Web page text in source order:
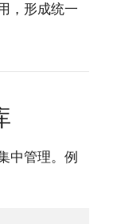
，形成统一
中管理。例